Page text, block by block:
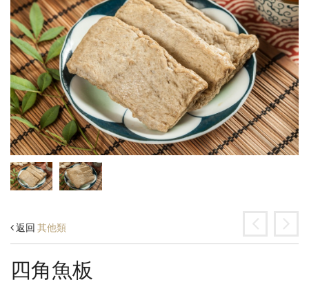
返回 其他類
四角魚板